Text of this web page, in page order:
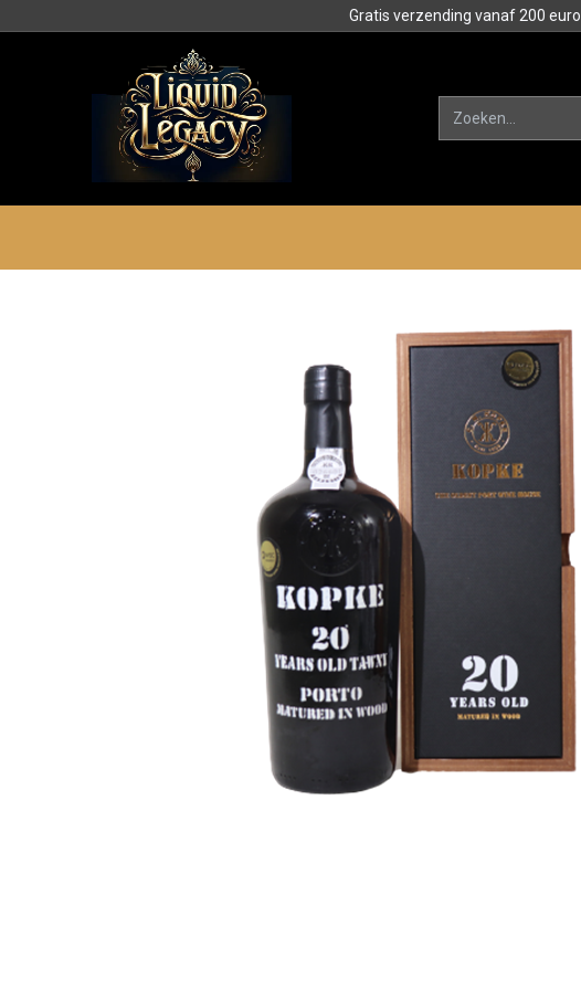
Gratis verzending vanaf 200 euro